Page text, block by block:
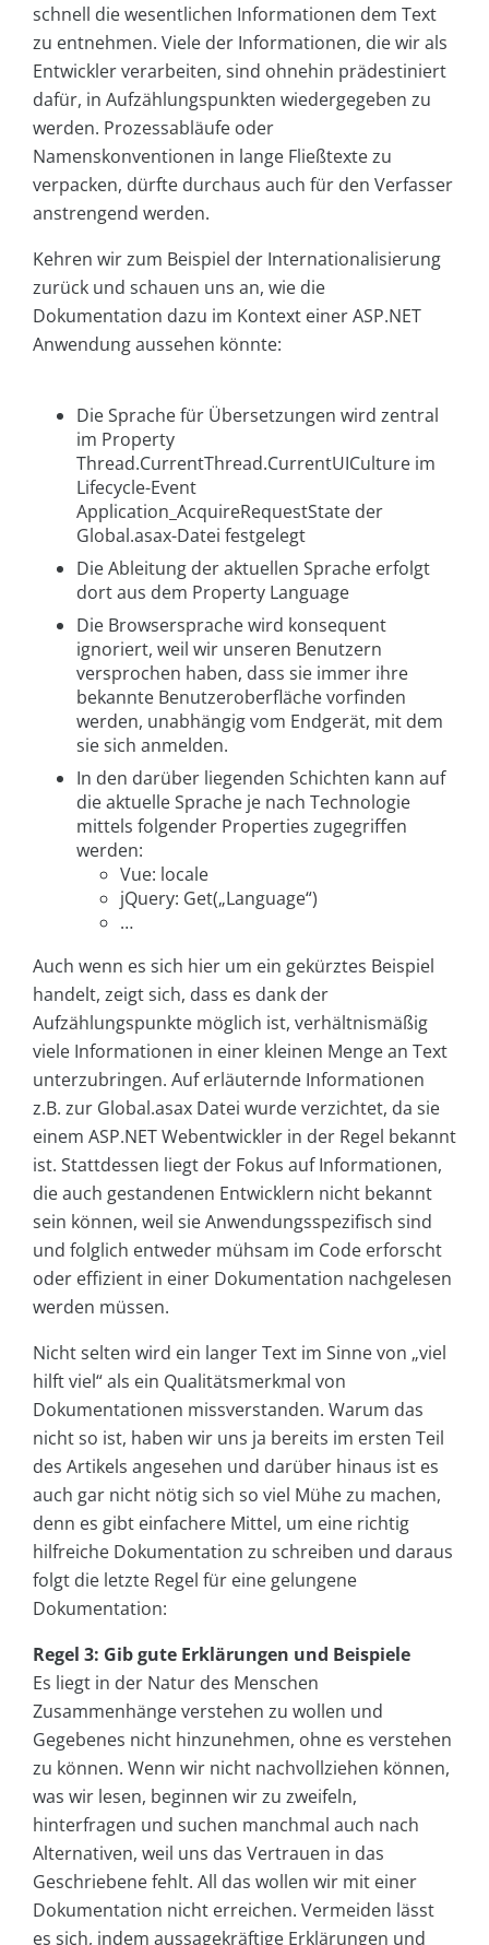
schnell die wesentlichen Informationen dem Text
zu entnehmen. Viele der Informationen, die wir als
Entwickler verarbeiten, sind ohnehin prädestiniert
dafür, in Aufzählungspunkten wiedergegeben zu
werden. Prozessabläufe oder
Namenskonventionen in lange Fließtexte zu
verpacken, dürfte durchaus auch für den Verfasser
anstrengend werden.
Kehren wir zum Beispiel der Internationalisierung
zurück und schauen uns an, wie die
Dokumentation dazu im Kontext einer ASP.NET
Anwendung aussehen könnte:
Die Sprache für Übersetzungen wird zentral
im Property
Thread.CurrentThread.CurrentUICulture im
Lifecycle-Event
Application_AcquireRequestState der
Global.asax-Datei festgelegt
Die Ableitung der aktuellen Sprache erfolgt
dort aus dem Property Language
Die Browsersprache wird konsequent
ignoriert, weil wir unseren Benutzern
versprochen haben, dass sie immer ihre
bekannte Benutzeroberfläche vorfinden
werden, unabhängig vom Endgerät, mit dem
sie sich anmelden.
In den darüber liegenden Schichten kann auf
die aktuelle Sprache je nach Technologie
mittels folgender Properties zugegriffen
werden:
Vue: locale
jQuery: Get(„Language“)
…
Auch wenn es sich hier um ein gekürztes Beispiel
handelt, zeigt sich, dass es dank der
Aufzählungspunkte möglich ist, verhältnismäßig
viele Informationen in einer kleinen Menge an Text
unterzubringen. Auf erläuternde Informationen
z.B. zur Global.asax Datei wurde verzichtet, da sie
einem ASP.NET Webentwickler in der Regel bekannt
ist. Stattdessen liegt der Fokus auf Informationen,
die auch gestandenen Entwicklern nicht bekannt
sein können, weil sie Anwendungsspezifisch sind
und folglich entweder mühsam im Code erforscht
oder effizient in einer Dokumentation nachgelesen
werden müssen.
Nicht selten wird ein langer Text im Sinne von „viel
hilft viel“ als ein Qualitätsmerkmal von
Dokumentationen missverstanden. Warum das
nicht so ist, haben wir uns ja bereits im ersten Teil
des Artikels angesehen und darüber hinaus ist es
auch gar nicht nötig sich so viel Mühe zu machen,
denn es gibt einfachere Mittel, um eine richtig
hilfreiche Dokumentation zu schreiben und daraus
folgt die letzte Regel für eine gelungene
Dokumentation:
Regel 3: Gib gute Erklärungen und Beispiele
Es liegt in der Natur des Menschen
Zusammenhänge verstehen zu wollen und
Gegebenes nicht hinzunehmen, ohne es verstehen
zu können. Wenn wir nicht nachvollziehen können,
was wir lesen, beginnen wir zu zweifeln,
hinterfragen und suchen manchmal auch nach
Alternativen, weil uns das Vertrauen in das
Geschriebene fehlt. All das wollen wir mit einer
Dokumentation nicht erreichen. Vermeiden lässt
es sich, indem aussagekräftige Erklärungen und